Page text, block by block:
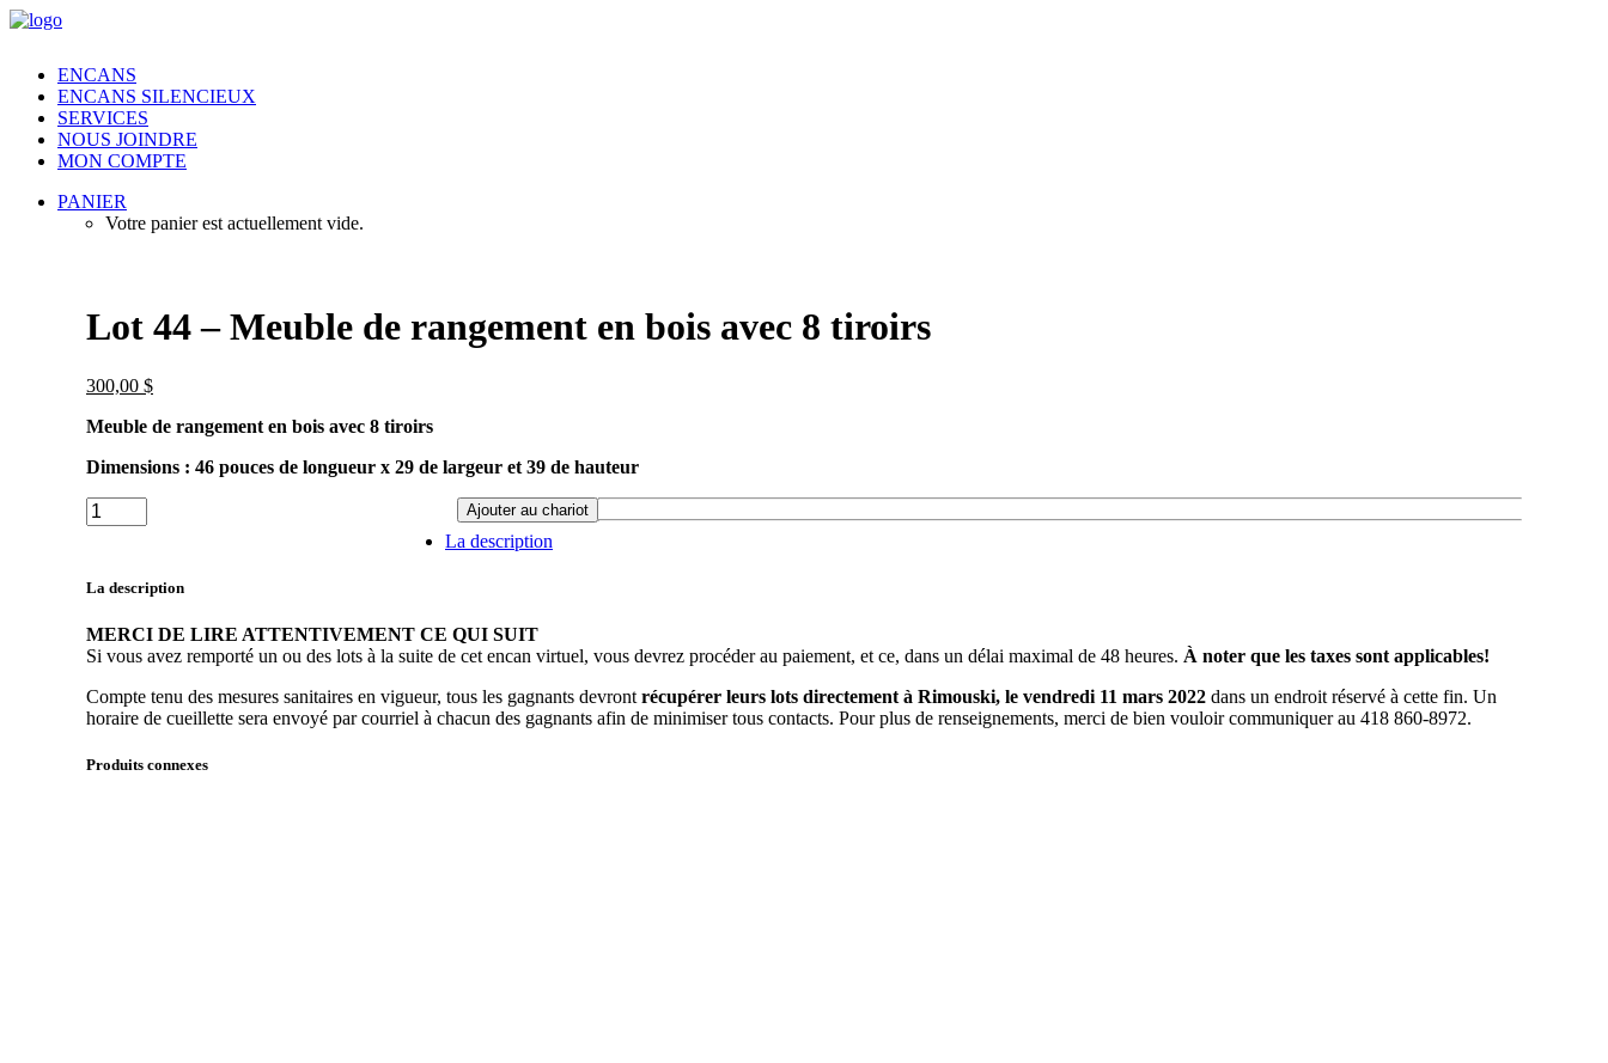
ENCANS
ENCANS SILENCIEUX
SERVICES
NOUS JOINDRE
MON COMPTE
PANIER
Votre panier est actuellement vide.
Lot 44 – Meuble de rangement en bois avec 8 tiroirs
300,00 $
Meuble de rangement en bois avec 8 tiroirs
Dimensions : 46 pouces de longueur x 29 de largeur et 39 de hauteur
Lot
44
de
en
bois
8
tiroirs
Ajouter au chariot
La description
La description
MERCI DE LIRE ATTENTIVEMENT CE QUI SUIT
Si vous avez remporté un ou des lots à la suite de cet encan virtuel, vous devrez procéder au paiement, et ce, dans un délai maximal de 48 heures. À noter que les taxes sont applicables!
Compte tenu des mesures sanitaires en vigueur, tous les gagnants devront récupérer leurs lots directement à Rimouski, le vendredi 11 mars 2022 dans un endroit réservé à cette fin. Un
horaire de cueillette sera envoyé par courriel à chacun des gagnants afin de minimiser tous contacts. Pour plus de renseignements, merci de bien vouloir communiquer au 418 860-8972.
Produits connexes